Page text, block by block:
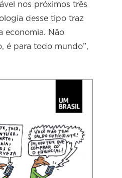
nos próximos três
desse tipo traz
economia. Não
é para todo mundo”,